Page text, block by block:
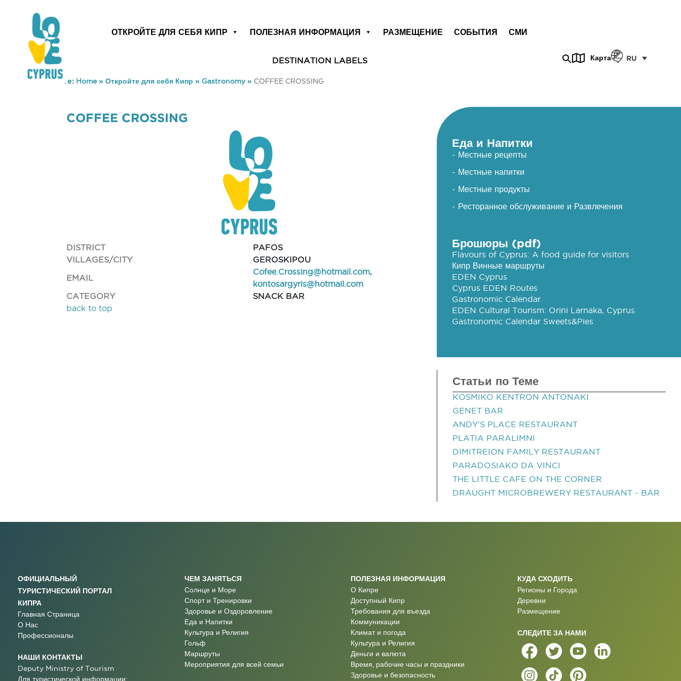
ОТКРОЙТЕ ДЛЯ СЕБЯ КИПР ПОЛЕЗНАЯ ИНФОРМАЦИЯ РАЗМЕЩЕНИЕ СОБЫТИЯ СМИ
DESTINATION LABELS Карта RU
You are here: Home» Откройте для себя Кипр » Gastronomy» COFFEE CROSSING
COFFEE CROSSING
DISTRICT
PAFOS
VILLAGES/CITY
GEROSKIPOU
EMAIL
Cofee.Crossing@hotmail.com,
kontosargyris@hotmail.com
CATEGORY
SNACK BAR
back to top
Еда и Напитки
- Местные рецепты
- Местные напитки
- Местные продукты
- Ресторанное обслуживание и Развлечения
Брошюры (pdf)
Flavours of Cyprus: A food guide for visitors
Кипр Винные маршруты
EDEN Cyprus
Cyprus EDEN Routes
Gastronomic Calendar
EDEN Cultural Tourism: Orini Larnaka, Cyprus
Gastronomic Calendar Sweets&Pies
Статьи по Теме
KOSMIKO KENTRON ANTONAKI
GENET BAR
ANDY'S PLACE RESTAURANT
PLATIA PARALIMNI
DIMITREION FAMILY RESTAURANT
PARADOSIAKO DA VINCI
THE LITTLE CAFE ON THE CORNER
DRAUGHT MICROBREWERY RESTAURANT - BAR
ОФИЦИАЛЬНЫЙ
ТУРИСТИЧЕСКИЙ ПОРТАЛ
КИПРА
Главная Страница
О Нас
Профессионалы
НАШИ КОНТАКТЫ
Deputy Ministry of Tourism
Для туристической информации:
ЧЕМ ЗАНЯТЬСЯ
Солнце и Море
Спорт и Тренировки
Здоровье и Оздоровление
Еда и Напитки
Культура и Религия
Гольф
Маршруты
Мероприятия для всей семьи
ПОЛЕЗНАЯ ИНФОРМАЦИЯ
О Кипре
Доступный Кипр
Требования для въезда
Коммуникации
Климат и погода
Культура и Религия
Деньги и валюта
Время, рабочие часы и праздники
Здоровье и безопасность
КУДА СХОДИТЬ
Регионы и Города
Деревни
Размещение
СЛЕДИТЕ ЗА НАМИ